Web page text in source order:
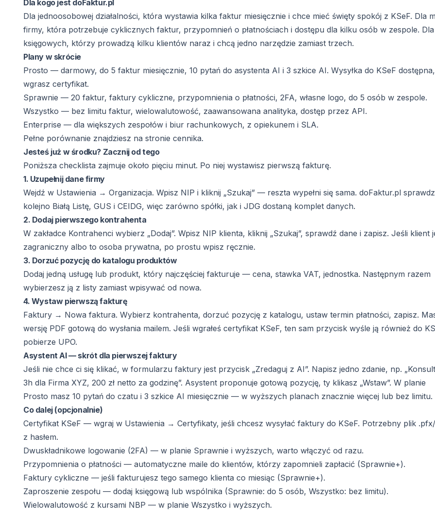
Dla kogo jest doFaktur.pl
Dla jednoosobowej działalności, która wystawia kilka faktur miesięcznie i chce mieć święty spokój z KSeF. Dla
firmy, która potrzebuje cyklicznych faktur, przypomnień o płatnościach i dostępu dla kilku osób w zespole. Dla
księgowych, którzy prowadzą kilku klientów naraz i chcą jedno narzędzie zamiast trzech.
Plany w skrócie
Prosto — darmowy, do 5 faktur miesięcznie, 10 pytań do asystenta AI i 3 szkice AI. Wysyłka do KSeF
wgrasz certyfikat.
Sprawnie — 20 faktur, faktury cykliczne, przypomnienia o płatności, 2FA, własne logo, do 5 osób w zespole.
Wszystko — bez limitu faktur, wielowalutowość, zaawansowana analityka, dostęp przez API.
Enterprise — dla większych zespołów i biur rachunkowych, z opiekunem i SLA.
Pełne porównanie znajdziesz na stronie cennika.
Jesteś już w środku? Zacznij od tego
Poniższa checklista zajmuje około pięciu minut. Po niej wystawisz pierwszą fakturę.
1. Uzupełnij dane firmy
Wejdź w Ustawienia → Organizacja. Wpisz NIP i kliknij „Szukaj” — reszta wypełni się sama. doFaktur.pl
kolejno Białą Listę, GUS i CEIDG, więc zarówno spółki, jak i JDG dostaną komplet danych.
2. Dodaj pierwszego kontrahenta
W zakładce Kontrahenci wybierz „Dodaj”. Wpisz NIP klienta, kliknij „Szukaj”, sprawdź dane i zapisz. Jeśli klient
zagraniczny albo to osoba prywatna, po prostu wpisz ręcznie.
3. Dorzuć pozycję do katalogu produktów
Dodaj jedną usługę lub produkt, który najczęściej fakturuje — cena, stawka VAT, jednostka. Następnym razem
wybierzesz ją z listy zamiast wpisywać od nowa.
4. Wystaw pierwszą fakturę
Faktury → Nowa faktura. Wybierz kontrahenta, dorzuć pozycję z katalogu, ustaw termin płatności, zapisz.
wersję PDF gotową do wysłania mailem. Jeśli wgrałeś certyfikat KSeF, ten sam przycisk wyśle ją również do
pobierze UPO.
Asystent AI — skrót dla pierwszej faktury
Jeśli nie chce ci się klikać, w formularzu faktury jest przycisk „Zredaguj z AI”. Napisz jedno zdanie, np.
3h dla Firma XYZ, 200 zł netto za godzinę”. Asystent proponuje gotową pozycję, ty klikasz „Wstaw”. W planie
Prosto masz 10 pytań do czatu i 3 szkice AI miesięcznie — w wyższych planach znacznie więcej lub bez limitu.
Co dalej (opcjonalnie)
Certyfikat KSeF — wgraj w Ustawienia → Certyfikaty, jeśli chcesz wysyłać faktury do KSeF. Potrzebny plik .pfx/
z hasłem.
Dwuskładnikowe logowanie (2FA) — w planie Sprawnie i wyższych, warto włączyć od razu.
Przypomnienia o płatności — automatyczne maile do klientów, którzy zapomnieli zapłacić (Sprawnie+).
Faktury cykliczne — jeśli fakturujesz tego samego klienta co miesiąc (Sprawnie+).
Zaproszenie zespołu — dodaj księgową lub wspólnika (Sprawnie: do 5 osób, Wszystko: bez limitu).
Wielowalutowość z kursami NBP — w planie Wszystko i wyższych.